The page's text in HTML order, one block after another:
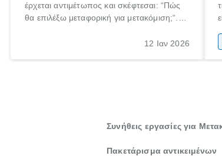
έρχεται αντιμέτωπος και σκέφτεσαι: “Πώς
θα επιλέξω μεταφορική για μετακόμιση;“.
ξεκινάς τις απαραίτητες ετοιμασίες,12 Ιαν 2026
Συνήθεις εργασίες για
Πακετάρισμα αντικειμένων